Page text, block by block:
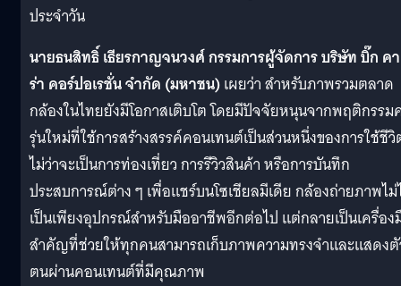
ประจำวัน
นายธนสิทธิ์ เธียรกาญจนวงศ์ กรรมการผู้จัดการ บริษัท บิ๊ก ค
ร่า คอร์ปอเรชั่น จำกัด (มหาชน)เผยว่า สำหรับภาพรวมตลาด
กล้องในไทยยังมีโอกาสเติบโต โดยมีปัจจัยหนุนจากพฤติกรรม
รุ่นใหม่ที่ใช้การสร้างสรรค์คอนเทนต์เป็นส่วนหนึ่งของการใช้ชี
ไม่ว่าจะเป็นการท่องเที่ยว การรีวิวสินค้า หรือการบันทึก
ประสบการณ์ต่าง ๆ เพื่อแชร์บนโซเชียลมีเดีย กล้องถ่ายภาพไ
เป็นเพียงอุปกรณ์สำหรับมืออาชีพอีกต่อไป แต่กลายเป็นเครื่อง
สำคัญที่ช่วยให้ทุกคนสามารถเก็บภาพความทรงจำและแสดง
ตนผ่านคอนเทนต์ที่มีคุณภาพ